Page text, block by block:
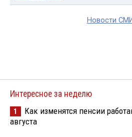
Новости
Интересное за неделю
1
Как изменятся пенсии
августа